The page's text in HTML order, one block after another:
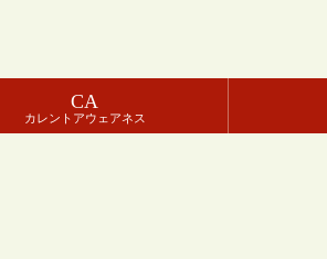
CA
カレントアウェアネス